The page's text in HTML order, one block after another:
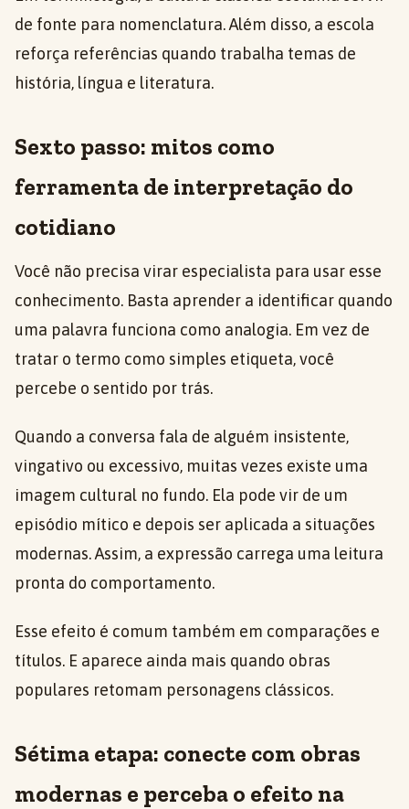
de fonte para nomenclatura. Além disso, a escola
reforça referências quando trabalha temas de
história, língua e literatura.
Sexto passo: mitos como
ferramenta de interpretação do
cotidiano
Você não precisa virar especialista para usar esse
conhecimento. Basta aprender a identificar quando
uma palavra funciona como analogia. Em vez de
tratar o termo como simples etiqueta, você
percebe o sentido por trás.
Quando a conversa fala de alguém insistente,
vingativo ou excessivo, muitas vezes existe uma
imagem cultural no fundo. Ela pode vir de um
episódio mítico e depois ser aplicada a situações
modernas. Assim, a expressão carrega uma leitura
pronta do comportamento.
Esse efeito é comum também em comparações e
títulos. E aparece ainda mais quando obras
populares retomam personagens clássicos.
Sétima etapa: conecte com obras
modernas e perceba o efeito na